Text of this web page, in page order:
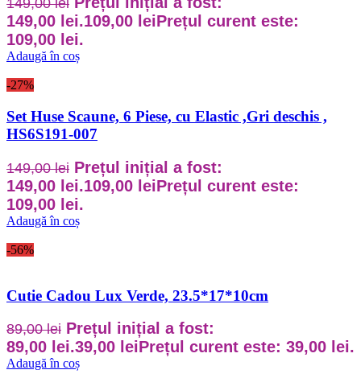
149,00lei
149,00 lei.109,00 leiPrețul curent este:
109,00 lei.
Adaugă în coș
-27%
Set Huse Scaune, 6 Piese, cu Elastic ,Gri deschis ,
HS6S191-007
149,00lei Prețul inițial a fost:
149,00 lei.109,00 leiPrețul curent este:
109,00 lei.
Adaugă în coș
-56%
Cutie Cadou Lux Verde, 23.5*17*10cm
89,00lei Prețul inițial a fost:
89,00 lei.39,00 leiPrețul curent este: 39,00 lei.
Adaugă în coș